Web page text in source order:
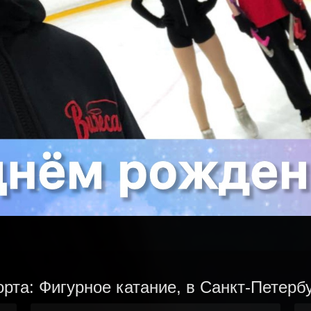
Фигурное катание, в Санкт-